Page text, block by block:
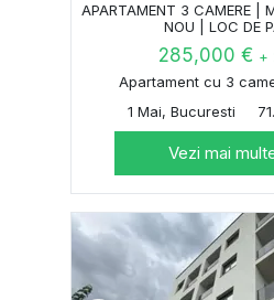
APARTAMENT 3 CAMERE |
NOU | LOC DE
285,000 € +
Apartament cu 3
1 Mai, Bucuresti
Vezi mai